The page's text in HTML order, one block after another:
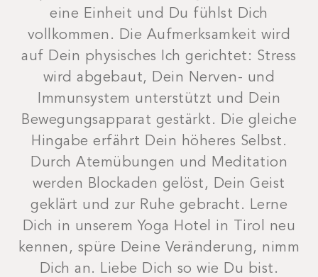
eine Einheit und Du fühlst Dich
vollkommen. Die Aufmerksamkeit wird
auf Dein physisches Ich gerichtet: Stress
wird abgebaut, Dein Nerven- und
Immunsystem unterstützt und Dein
Bewegungsapparat gestärkt. Die gleiche
Hingabe erfährt Dein höheres Selbst.
Durch Atemübungen und Meditation
werden Blockaden gelöst, Dein Geist
geklärt und zur Ruhe gebracht. Lerne
Dich in unserem Yoga Hotel in Tirol neu
kennen, spüre Deine Veränderung, nimm
Dich an. Liebe Dich so wie Du bist.